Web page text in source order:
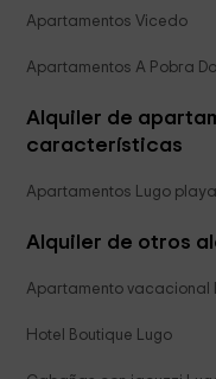
Apartamentos Vicedo
Apartamentos A Pobra
Alquiler de
características
Apartamentos Lugo playa
Alquiler de otros
Apartamento vacacional
Hotel Boutique Lugo